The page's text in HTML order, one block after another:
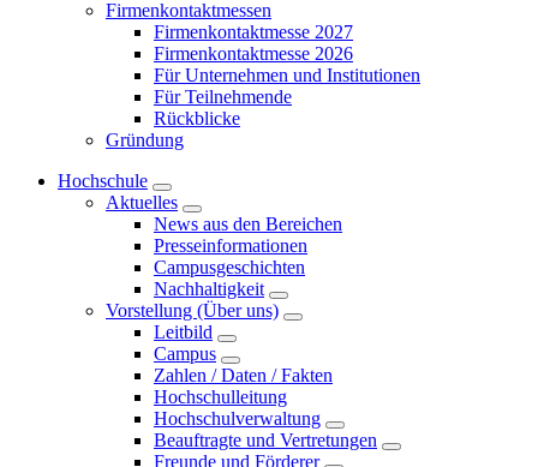
Firmenkontaktmessen
Firmenkontaktmesse 2027
Firmenkontaktmesse 2026
Für Unternehmen und Institutionen
Für Teilnehmende
Rückblicke
Gründung
Hochschule
Aktuelles
News aus den Bereichen
Presseinformationen
Campusgeschichten
Nachhaltigkeit
Vorstellung (Über uns)
Leitbild
Campus
Zahlen / Daten / Fakten
Hochschulleitung
Hochschulverwaltung
Beauftragte und Vertretungen
Freunde und Förderer